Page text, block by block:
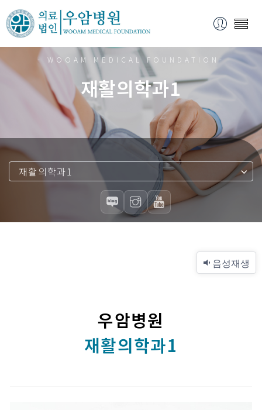
- WOOAM MEDICAL FOUNDATION-
재활의학과1
재활의학과1
음성재생
우암병원
재활의학과1